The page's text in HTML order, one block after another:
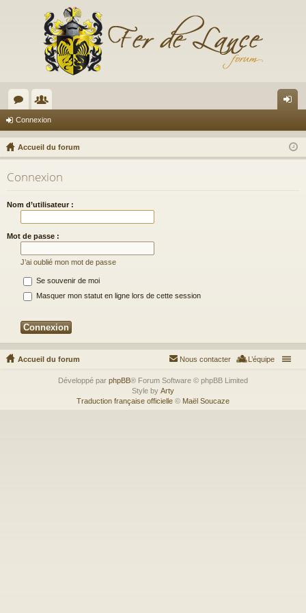
or
u
m
s
e
m
br
es
ne
xi
Connexion
Accueil du forum
Connexion
Nom d’utilisateur :
Mot de passe :
J’ai oublié mon mot de passe
Se souvenir de moi
Masquer mon statut en ligne lors de cette session
Accueil du forum L’équipe
Nous contacter
Développé par phpBB® Forum Software © phpBB Limited
Style by Arty
Traduction française officielle © Maël Soucaze